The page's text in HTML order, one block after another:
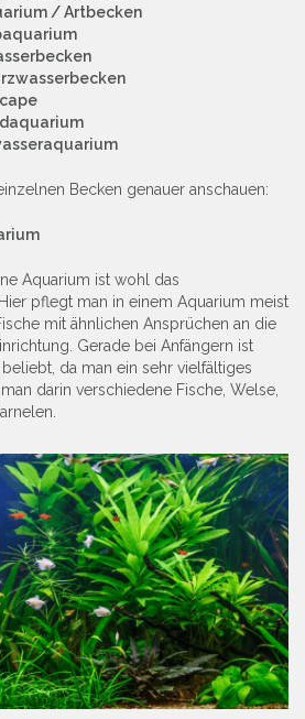
/ Artbecken
Becken genauer anschauen:
Aquarium ist wohl das
pflegt man in einem Aquarium meist
mit ähnlichen Ansprüchen an die
Gerade bei Anfängern ist
da man ein sehr vielfältiges
darin verschiedene Fische, Welse,